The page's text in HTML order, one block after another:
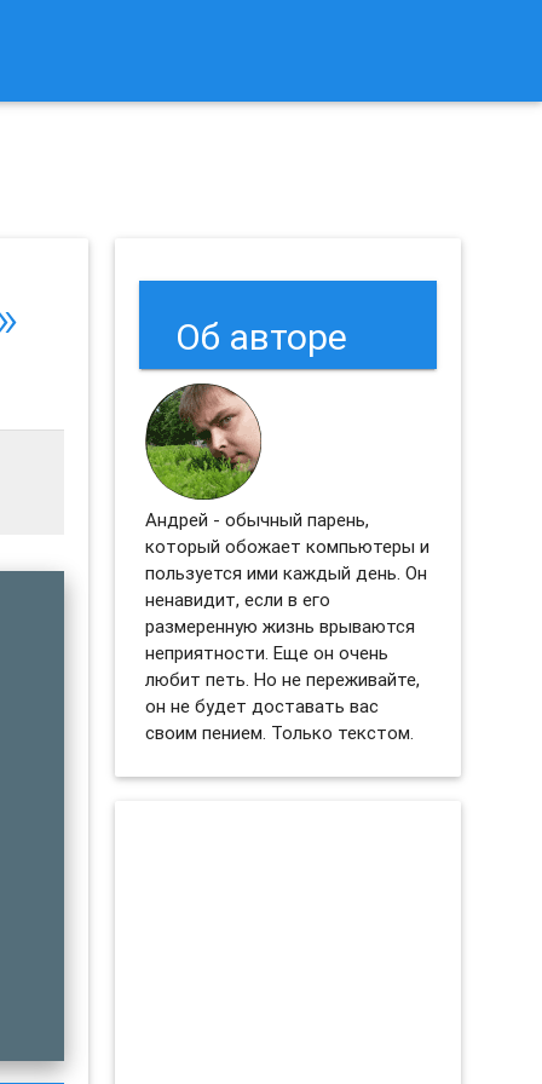
Об авторе
Андрей - обычный парень,
который обожает компьютеры и
пользуется ими каждый день. Он
ненавидит, если в его
размеренную жизнь врываются
неприятности. Еще он очень
любит петь. Но не переживайте,
он не будет доставать вас
своим пением. Только текстом.